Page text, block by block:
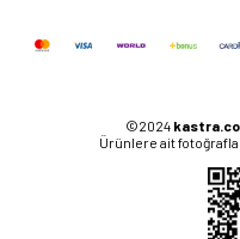
©2024
Ürünlere ait